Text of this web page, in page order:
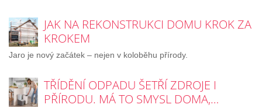
JAK NA REKONSTRUKCI DOMU KROK ZA
KROKEM
Jaro je nový začátek – nejen v koloběhu přírody.
TŘÍDĚNÍ ODPADU ŠETŘÍ ZDROJE I
PŘÍRODU. MÁ TO SMYSL DOMA,…